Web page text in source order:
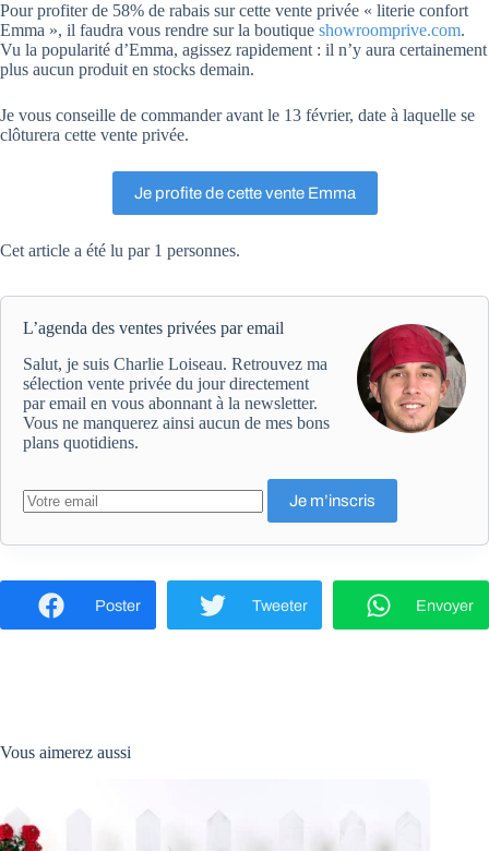
Pour profiter de 58% de rabais sur cette vente privée « literie confort
Emma », il faudra vous rendre sur la boutique showroomprive.com.
Vu la popularité d’Emma, agissez rapidement : il n’y aura certainement
plus aucun produit en stocks demain.
Je vous conseille de commander avant le 13 février, date à laquelle se
clôturera cette vente privée.
Je profite de cette vente Emma
Cet article a été lu par 1 personnes.
L’agenda des ventes privées par email
Salut, je suis Charlie Loiseau. Retrouvez ma
sélection vente privée du jour directement
par email en vous abonnant à la newsletter.
Vous ne manquerez ainsi aucun de mes bons
plans quotidiens.
Poster Tweeter Envoyer
Vous aimerez aussi